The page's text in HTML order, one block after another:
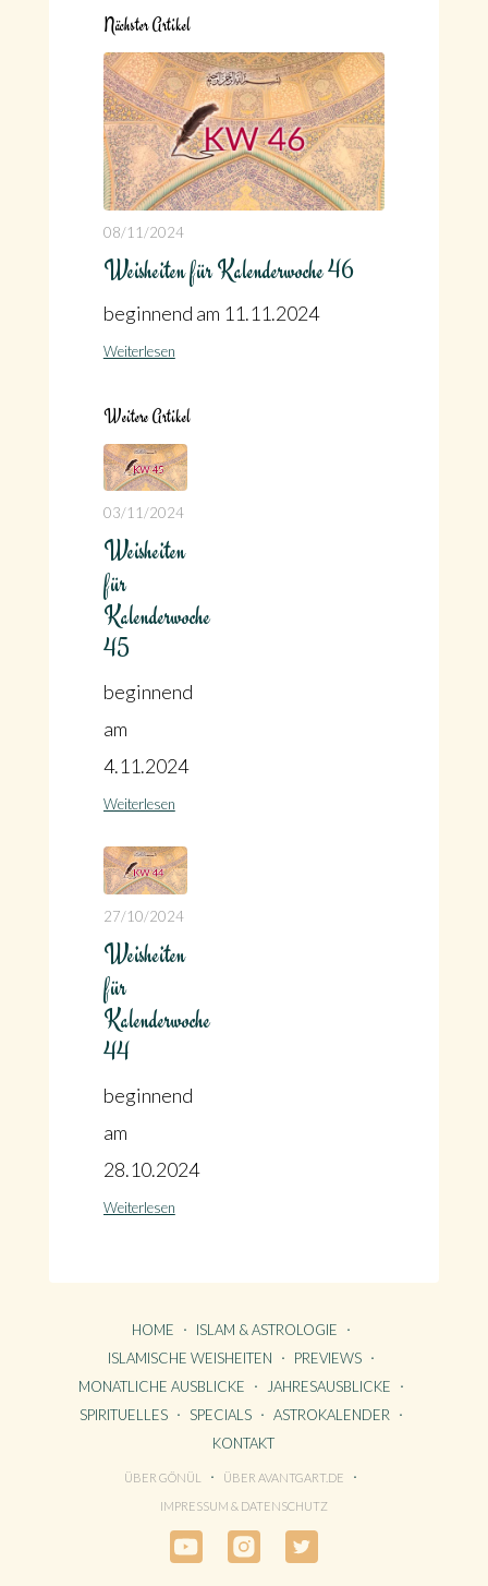
Nächster Artikel
08/11/2024
Weisheiten für Kalenderwoche 46
beginnend am 11.11.2024
Weiterlesen
Weitere Artikel
03/11/2024
Weisheiten
für
Kalenderwoche
45
beginnend
am
4.11.2024
Weiterlesen
27/10/2024
Weisheiten
für
Kalenderwoche
44
beginnend
am
28.10.2024
Weiterlesen
HOME
ISLAM & ASTROLOGIE
ISLAMISCHE WEISHEITEN
PREVIEWS
MONATLICHE AUSBLICKE
JAHRESAUSBLICKE
SPIRITUELLES
SPECIALS
ASTROKALENDER
KONTAKT
ÜBER GÖNÜL
ÜBER AVANTGART.DE
IMPRESSUM & DATENSCHUTZ